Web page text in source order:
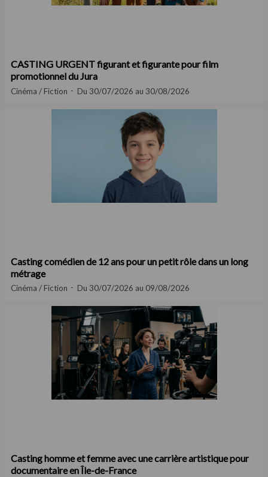
CASTING URGENT figurant et figurante pour film
promotionnel du Jura
Cinéma / Fiction Du 30/07/2026 au 30/08/2026
Casting comédien de 12 ans pour un petit rôle dans un long
métrage
Cinéma / Fiction Du 30/07/2026 au 09/08/2026
Casting homme et femme avec une carrière artistique pour
documentaire en Île-de-France